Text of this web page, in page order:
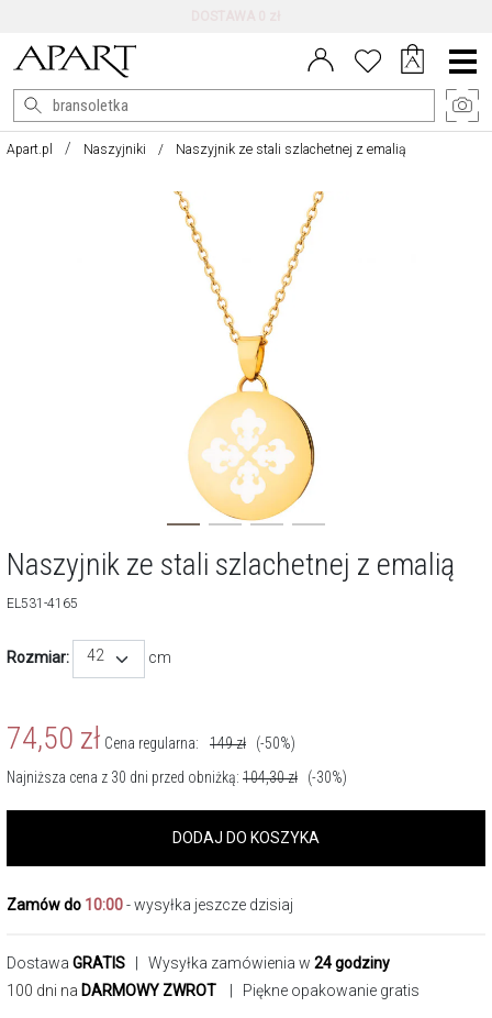
Menu
główne
Apart.pl Naszyjniki Naszyjnik ze stali szlachetnej z emalią
Naszyjnik ze stali szlachetnej z emalią
EL531-4165
Rozmiar: 42 cm
74,50 zł Cena regularna: 149zł
(-50%)
Najniższa cena z 30 dni przed obniżką: 104,30zł (-30%)
DODAJ DO KOSZYKA
Zamów do 10:00- wysyłka jeszcze dzisiaj
Dostawa GRATIS | Wysyłka zamówienia w 24 godziny
100 dni na DARMOWY ZWROT | Piękne opakowanie gratis